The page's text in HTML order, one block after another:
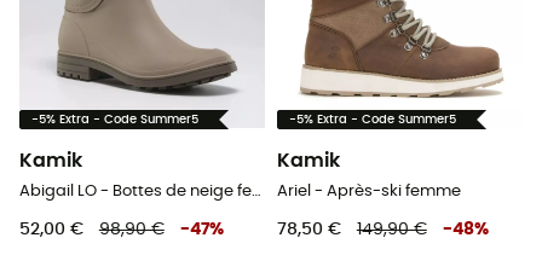
-5% Extra - Code Summer5
Kamik
Abigail LO - Bottes de neige femme
52,00 € 98,90 € -47%
-5% Extra - Code Summer5
Kamik
Ariel - Après-ski femme
78,50 € 149,90 € -48%